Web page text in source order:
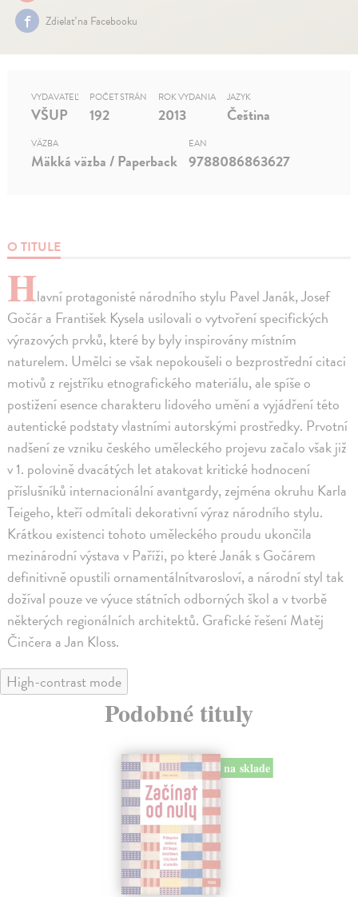
Zdielať na Facebooku
O TITULE
Hlavní protagonisté národního stylu Pavel Janák, Josef
Gočár a František Kysela usilovali o vytvoření specifických
výrazových prvků, které by byly inspirovány místním
naturelem. Umělci se však nepokoušeli o bezprostřední citaci
motivů z rejstříku etnografického materiálu, ale spíše o
postižení esence charakteru lidového umění a vyjádření této
autentické podstaty vlastními autorskými prostředky. Prvotní
nadšení ze vzniku českého uměleckého projevu začalo však již
v 1. polovině dvacátých let atakovat kritické hodnocení
příslušníků internacionální avantgardy, zejména okruhu Karla
Teigeho, kteří odmítali dekorativní výraz národního stylu.
Krátkou existenci tohoto uměleckého proudu ukončila
mezinárodní výstava v Paříži, po které Janák s Gočárem
definitivně opustili ornamentálnítvarosloví, a národní styl tak
dožíval pouze ve výuce státních odborných škol a v tvorbě
některých regionálních architektů. Grafické řešení Matěj
Činčera a Jan Kloss.
VYDAVATEĽ
VŠUP
POČET STRÁN
192
ROK VYDANIA
2013
JAZYK
Čeština
VÄZBA
Mäkká väzba / Paperback
EAN
9788086863627
High-contrast mode
Podobné tituly
na sklade